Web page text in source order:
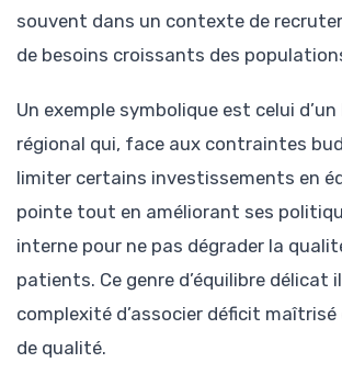
souvent dans un contexte de
de besoins croissants des
Un exemple symbolique est celui
régional qui, face aux contraintes
limiter certains investissements en
pointe tout en améliorant ses
interne pour ne pas dégrader la
patients. Ce genre d’équilibre délicat
complexité d’associer déficit
de qualité.